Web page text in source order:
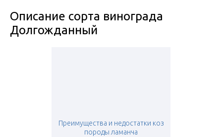
Описание сорта винограда
Долгожданный
Преимущества и недостатки коз
породы ламанча